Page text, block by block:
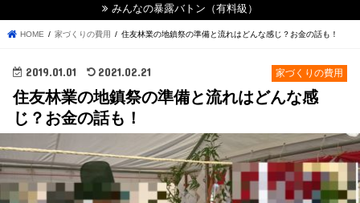
みんなの暴露バトン（有料級）
HOME 家づくりの費用 住友林業の地鎮祭の準備と流れはどんな感じ？お金の話も！
家づくりの費用
2019.01.01 2021.02.21
住友林業の地鎮祭の準備と流れはどんな感
じ？お金の話も！